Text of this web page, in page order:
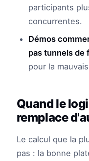
participants
concurrentes.
Démos
pas tunnels de
pour la
Quand le
remplace
Le calcul que la
pas : la bonne